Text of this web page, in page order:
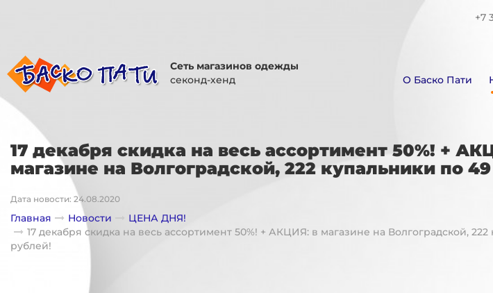
+7
Сеть магазинов одежды
секонд-хенд
О Баско Пати
17 декабря скидка на весь ассортимент 50%! +
магазине на Волгоградской, 222 купальники по
Дата новости: 24.08.2020
Главная Новости
ЦЕНА ДНЯ!
17 декабря скидка на весь ассортимент 50%! + АКЦИЯ: в магазине на Волгоградской, 222
рублей!